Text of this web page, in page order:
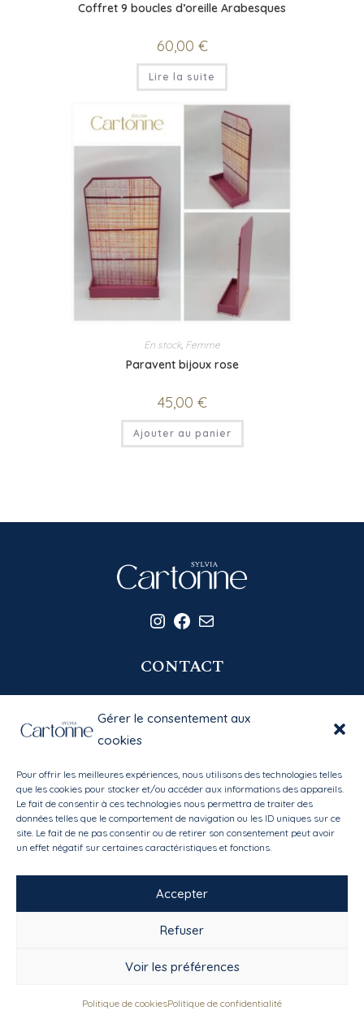
Gérer le consentement aux
cookies
Pour offrir les meilleures expériences, nous utilisons des technologies telles
que les cookies pour stocker et/ou accéder aux informations des appareils.
Le fait de consentir à ces technologies nous permettra de traiter des
données telles que le comportement de navigation ou les ID uniques sur ce
site. Le fait de ne pas consentir ou de retirer son consentement peut avoir
un effet négatif sur certaines caractéristiques et fonctions.
Accepter
Refuser
Voir les préférences
Politique de cookiesPolitique de confidentialité
Coffret 9 boucles d’oreille Arabesques
60,00 €
Lire la suite
En stock, Femme
Paravent bijoux rose
45,00 €
Ajouter au panier
Instagram
Facebook
E-mail
CONTACT
contact@sylviacartonne.fr
EN SAVOIR PLUS
Bibliothèque des matières
Mon compte /Mes favoris
Copyright Sylvia Cartonne - Tous droits réservés -